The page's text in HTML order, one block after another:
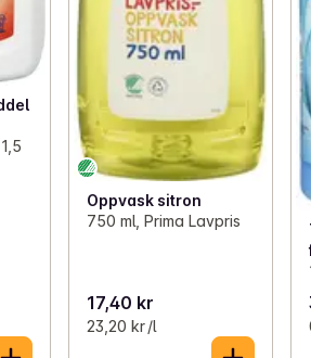
Oppvask sitron
750 ml, Prima Lavpris
17,40 kr
23,20 kr /l